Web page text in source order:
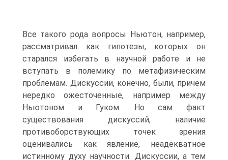
Все такого рода вопросы Ньютон, например,
рассматривал как гипотезы, которых он
старался избегать в научной работе и не
вступать в полемику по метафизическим
проблемам. Дискуссии, конечно, были, причем
нередко ожесточенные, например между
Ньютоном и Гуком. Но сам факт
существования дискуссий, наличие
противоборствующих точек зрения
оценивались как явление, неадекватное
истинному духу научности. Дискуссии, а тем